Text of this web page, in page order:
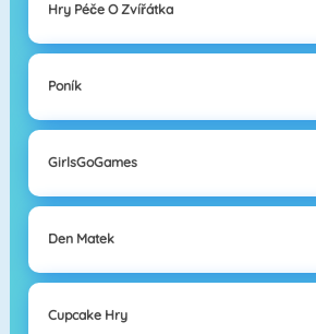
Hry Péče O Zvířátka
Poník
GirlsGoGames
Den Matek
Cupcake Hry